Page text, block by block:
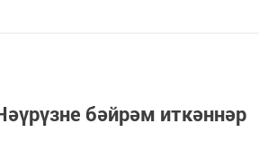
бәйрәм иткәннәр